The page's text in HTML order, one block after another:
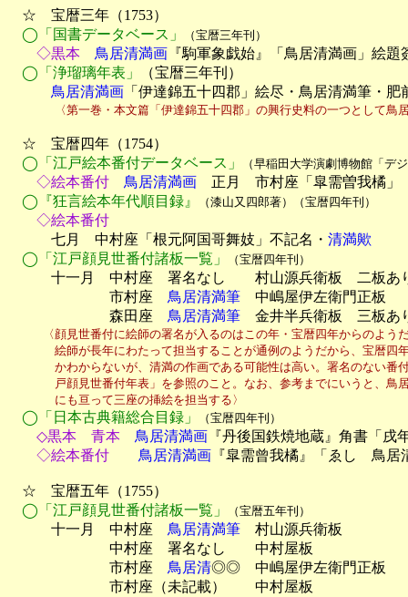
☆　宝暦三年（1753）
◯「国書データベース」
（宝暦三年刊）
◇黒本 鳥居清満画 『駒軍象戯始』「鳥居清満画」絵
◯「浄瑠璃年表」
（宝暦三年刊）
鳥居清満画 「伊達錦五十四郡」絵尽・鳥居清満筆・肥
〈第一巻・本文篇「伊達錦五十四郡」の興行史料の一つとして鳥居
☆　宝暦四年（1754）
◯「江戸絵本番付データベース」
（早稲田大学演劇博物館「デ
◇絵本番付 鳥居清満画 正月　市村座「皐需曽我橘」
◯『狂言絵本年代順目録』
（漆山又四郎著）（宝暦四年刊）
◇絵本番付
七月　中村座「根元阿国哥舞妓」不記名・ 清満歟
◯「江戸顔見世番付諸板一覧」
（宝暦四年刊）
十一月　中村座　署名なし　　村山源兵衛板　二板あ
市村座 鳥居清満筆 中嶋屋伊左衛門正板
森田座 鳥居清満筆 金井半兵衛板　三板あ
〈顔見世番付に絵師の署名が入るのはこの年・宝暦四年からのようだ
絵師が長年にわたって担当することが通例のようだから、宝暦四年
かわからないが、清満の作画である可能性は高い。署名のない番付
戸顔見世番付年表」を参照のこと。なお、参考までにいうと、鳥居
にも亘って三座の挿絵を担当する〉
◯「日本古典籍総合目録」 （宝暦四年刊）
◇黒本　青本 鳥居清満画 『丹後国鉄焼地蔵』角書「戌
◇絵本番付 鳥居清満画 『皐需曾我橘』「ゑし　鳥
☆　宝暦五年（1755）
◯「江戸顔見世番付諸板一覧」
（宝暦五年刊）
十一月　中村座 鳥居清満筆 村山源兵衛板
中村座　署名なし　　中村屋板
市村座 鳥居清◎◎　中嶋屋伊左衛門正板
市村座（未記載）　　中村屋板